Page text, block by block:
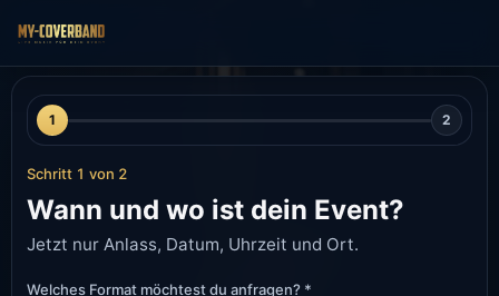
1 2
Schritt 1 von 2
Wann und wo ist dein Event?
Jetzt nur Anlass, Datum, Uhrzeit und Ort.
Welches Format möchtest du anfragen? *